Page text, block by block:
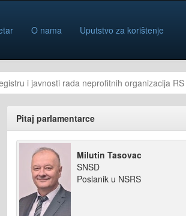
O nama Uputstvo za korištenje
i javnosti rada neprofitnih organizacija RS
Pitaj parlamentarce
Milutin Tasovac
SNSD
Poslanik u NSRS